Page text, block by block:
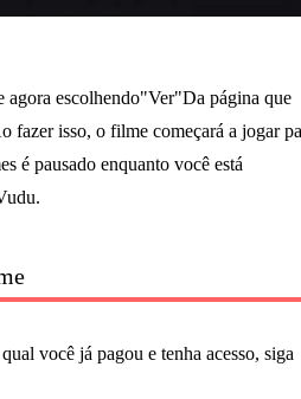
agora escolhendo"Ver"Da página que
fazer isso, o filme começará a jogar
é pausado enquanto você está
você já pagou e tenha acesso, siga